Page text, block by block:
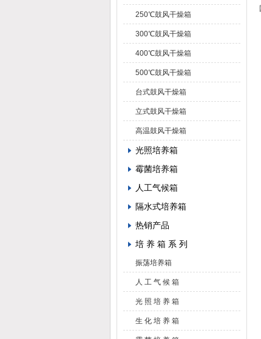
250℃鼓风干燥箱
300℃鼓风干燥箱
400℃鼓风干燥箱
500℃鼓风干燥箱
台式鼓风干燥箱
立式鼓风干燥箱
高温鼓风干燥箱
光照培养箱
霉菌培养箱
人工气候箱
隔水式培养箱
热销产品
培 养 箱 系 列
振荡培养箱
人 工 气 候 箱
光 照 培 养 箱
生 化 培 养 箱